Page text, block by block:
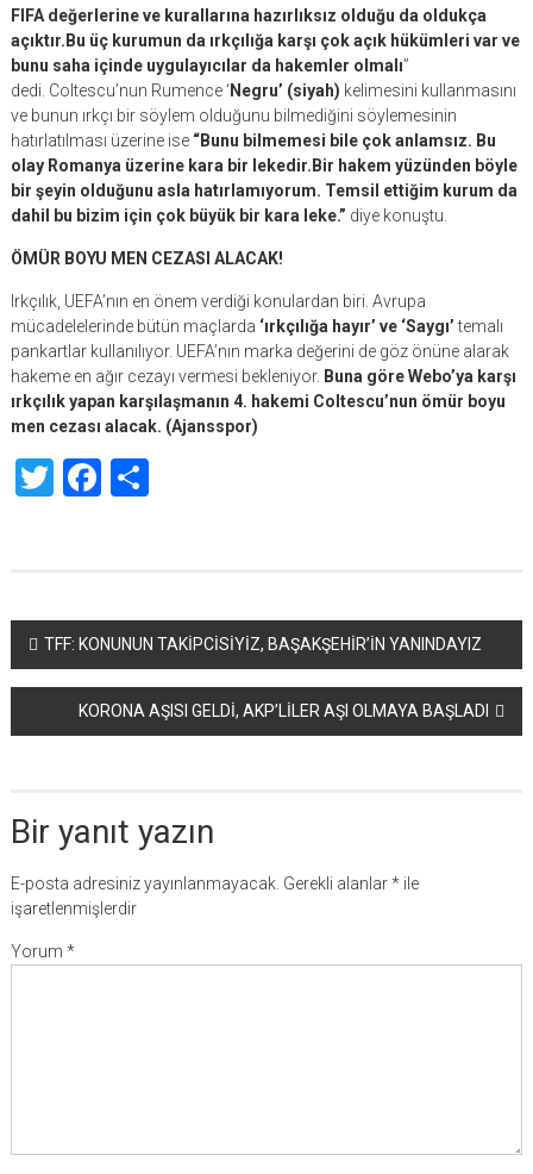
FIFA değerlerine ve kurallarına hazırlıksız olduğu da oldukça
açıktır.Bu üç kurumun da ırkçılığa karşı çok açık hükümleri var ve
bunu saha içinde uygulayıcılar da hakemler olmalı”
dedi. Coltescu’nun Rumence ‘Negru’ (siyah) kelimesini kullanmasını
ve bunun ırkçı bir söylem olduğunu bilmediğini söylemesinin
hatırlatılması üzerine ise “Bunu bilmemesi bile çok anlamsız. Bu
olay Romanya üzerine kara bir lekedir.Bir hakem yüzünden böyle
bir şeyin olduğunu asla hatırlamıyorum. Temsil ettiğim kurum da
dahil bu bizim için çok büyük bir kara leke.” diye konuştu.
ÖMÜR BOYU MEN CEZASI ALACAK!
Irkçılık, UEFA’nın en önem verdiği konulardan biri. Avrupa
mücadelelerinde bütün maçlarda ‘ırkçılığa hayır’ ve ‘Saygı’temalı
pankartlar kullanılıyor. UEFA’nın marka değerini de göz önüne alarak
hakeme en ağır cezayı vermesi bekleniyor. Buna göre Webo’ya karşı
ırkçılık yapan karşılaşmanın 4. hakemi Coltescu’nun ömür boyu
men cezası alacak. (Ajansspor)
TwitterFacebook
Share
Yazı
dolaşımı
TFF: KONUNUN TAKİPCİSİYİZ, BAŞAKŞEHİR’İN YANINDAYIZ
KORONA AŞISI GELDİ, AKP’LİLER AŞI OLMAYA BAŞLADI
Bir yanıt yazın
E-posta adresiniz yayınlanmayacak. Gerekli alanlar*ile
işaretlenmişlerdir
Yorum *